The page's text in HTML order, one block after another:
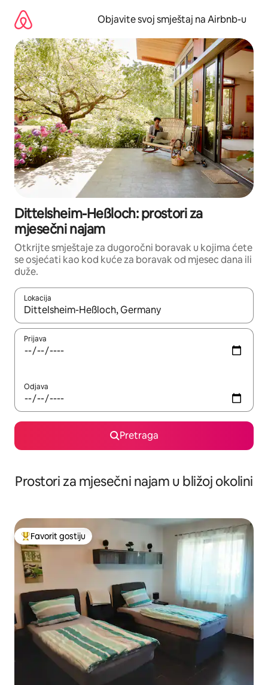
sadržaj
Objavite svoj smještaj na Airbnb-u
Dittelsheim-Heßloch: prostori za
mjesečni najam
Otkrijte smještaje za dugoročni boravak u kojima ćete
se osjećati kao kod kuće za boravak od mjesec dana ili
duže.
Lokacija
Kad su rezultati dostupni, možete da se krećete kroz njih
Prijava
Odjava
Pretraga
Prostori za mjesečni najam u bližoj okolini
Glavni favorit gostiju
Favorit gostiju